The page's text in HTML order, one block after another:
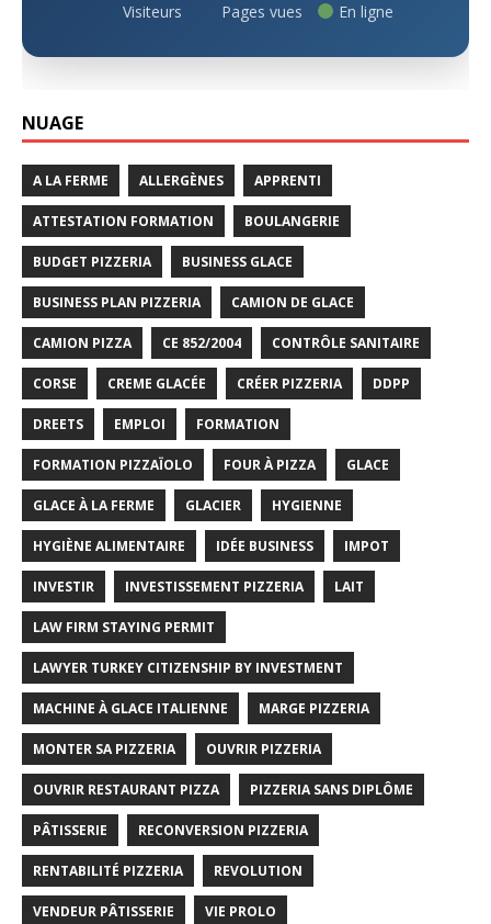
Visiteurs Pages vues En ligne
NUAGE
A LA FERME ALLERGÈNES APPRENTI
ATTESTATION FORMATION BOULANGERIE
BUDGET PIZZERIA BUSINESS GLACE
BUSINESS PLAN PIZZERIA CAMION DE GLACE
CAMION PIZZA CE 852/2004 CONTRÔLE SANITAIRE
CORSE CREME GLACÉE CRÉER PIZZERIA DDPP
DREETS EMPLOI FORMATION
FORMATION PIZZAÏOLO FOUR À PIZZA GLACE
GLACE À LA FERME GLACIER HYGIENNE
HYGIÈNE ALIMENTAIRE IDÉE BUSINESS IMPOT
INVESTIR INVESTISSEMENT PIZZERIA LAIT
LAW FIRM STAYING PERMIT
LAWYER TURKEY CITIZENSHIP BY INVESTMENT
MACHINE À GLACE ITALIENNE MARGE PIZZERIA
MONTER SA PIZZERIA OUVRIR PIZZERIA
OUVRIR RESTAURANT PIZZA PIZZERIA SANS DIPLÔME
PÂTISSERIE RECONVERSION PIZZERIA
RENTABILITÉ PIZZERIA REVOLUTION
VENDEUR PÂTISSERIE VIE PROLO